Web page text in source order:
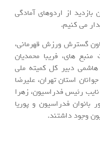
از اردوهای آمادگی
می کنیم.
گسترش ورزش قهرمانی،
های، فریبا محمدیان
دبیر کل کمیته ملی
استان تهران، علیرضا
رئیس فدراسیون، زهرا
فدراسیون و پوریا
وجود داشتند.